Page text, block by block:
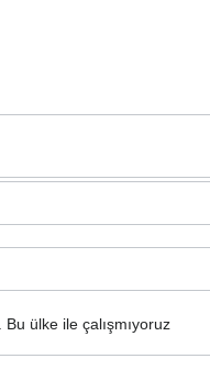
Bu ülke ile çalışmıyoruz